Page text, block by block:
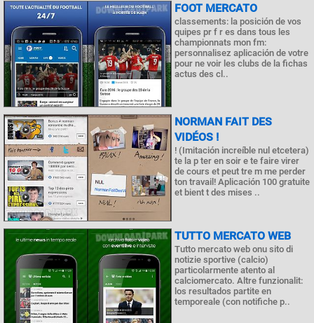
FOOT MERCATO
classements: la posición de vos
quipes pr f r es dans tous les
championnats mon fm:
personnalisez aplicación de votre
pour ne voir les clubs de la fichas
actus des cl..
NORMAN FAIT DES
VIDÉOS !
! (Imitación increíble nul etcetera)
te la p ter en soir e te faire virer
de cours et peut tre m me perder
ton travail! Aplicación 100 gratuite
et bient t des mises ..
TUTTO MERCATO WEB
Tutto mercato web onu sito di
notizie sportive (calcio)
particolarmente atento al
calciomercato. Altre funzionalit:
los resultados partite en
temporeale (con notifiche p..